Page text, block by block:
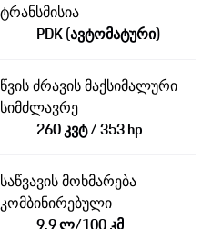
ტრანსმისია
PDK (ავტომატური)
წვის ძრავის მაქსიმალური
სიმძლავრე
260 კვტ / 353 hp
საწვავის მოხმარება
კომბინირებული
9,9 ლ/100 კმ